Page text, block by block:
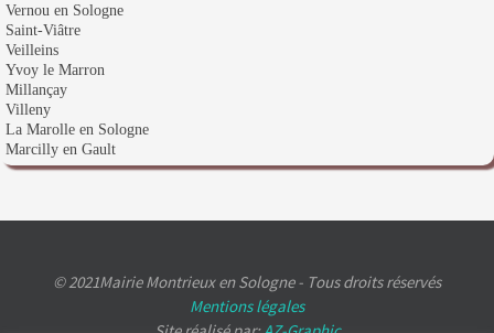
Vernou en Sologne
Saint-Viâtre
Veilleins
Yvoy le Marron
Millançay
Villeny
La Marolle en Sologne
Marcilly en Gault
© 2021Mairie Montrieux en Sologne - Tous droits réservés
Mentions légales